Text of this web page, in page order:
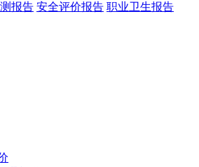
报告 安全评价报告 职业卫生报告